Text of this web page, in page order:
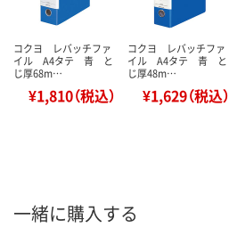
コクヨ レバッチファ
イル A4タテ 青 と
じ厚68m…
¥1,810（税込）
コクヨ レバッチファ
イル A4タテ 青 と
じ厚48m…
¥1,629（税込）
一緒に購入する